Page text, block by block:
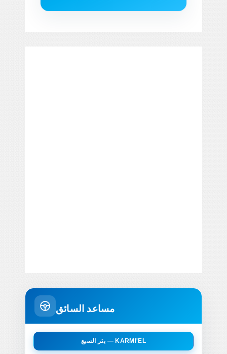
مساعد السائق
بئر السبع — KARMI'EL